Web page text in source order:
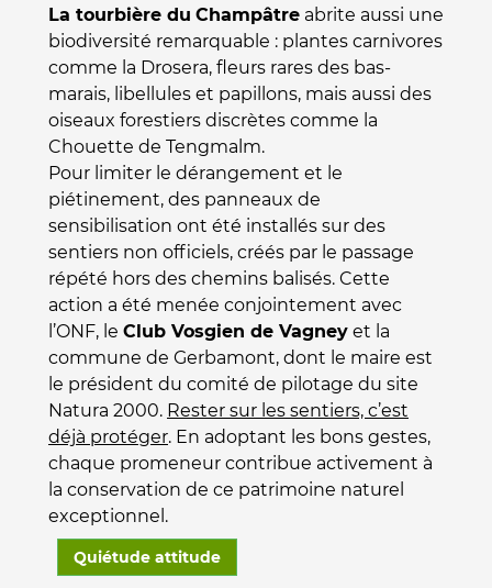
La tourbière du Champâtre abrite aussi une
biodiversité remarquable : plantes carnivores
comme la Drosera, fleurs rares des bas-
marais, libellules et papillons, mais aussi des
oiseaux forestiers discrètes comme la
Chouette de Tengmalm.
Pour limiter le dérangement et le
piétinement, des panneaux de
sensibilisation ont été installés sur des
sentiers non officiels, créés par le passage
répété hors des chemins balisés. Cette
action a été menée conjointement avec
l’ONF, le Club Vosgien de Vagney et la
commune de Gerbamont, dont le maire est
le président du comité de pilotage du site
Natura 2000. Rester sur les sentiers, c’est
déjà protéger. En adoptant les bons gestes,
chaque promeneur contribue activement à
la conservation de ce patrimoine naturel
exceptionnel.
Quiétude attitude